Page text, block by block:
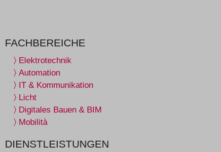
FACHBEREICHE
Elektrotechnik
Automation
IT & Kommunikation
Licht
Digitales Bauen & BIM
Mobilità
DIENSTLEISTUNGEN